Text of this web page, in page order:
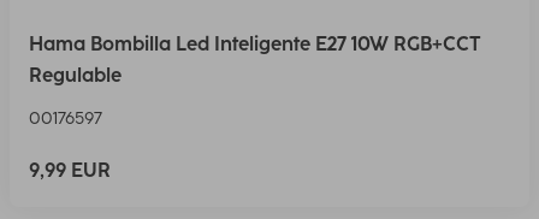
Hama Bombilla Led Inteligente E27 10W RGB+CCT
Regulable
00176597
9,99 EUR